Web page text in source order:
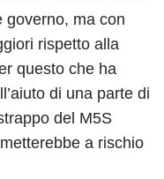
governo, ma con
rispetto alla
questo che ha
di una parte di
del M5S
metterebbe a rischio